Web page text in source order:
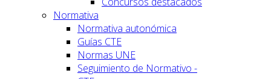
Normativa
Normativa autonómica
Guías CTE
Normas UNE
Seguimiento de Normativo -